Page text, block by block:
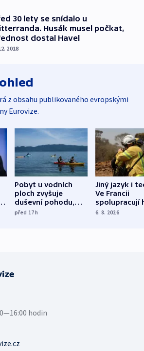
30 lety se snídalo u
Husák musel počkat,
dostal Havel
2018
z obsahu publikovaného evropskými
Eurovize.
Pobyt u vodních
ploch zvyšuje
duševní pohodu,
ukázala
před 17h
Jiný jazyk i
Ve Francii
spolupracují
různých zemí
6. 8. 2026
hodin